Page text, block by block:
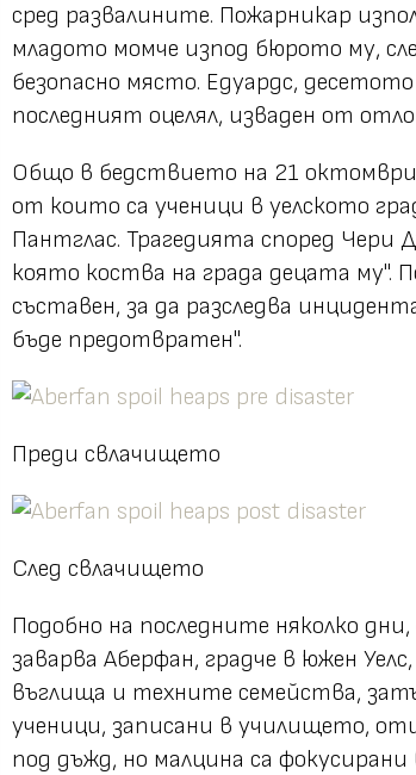
сред развалините. Пожарникар
младото момче изпод бюрото му,
безопасно място. Едуардс,
последният оцелял, изваден от
Общо в бедствието на 21
от които са ученици в уелското
Пантглас. Трагедията според Чери
която коства на града децата му".
съставен, за да разследва
бъде предотвратен".
Преди свлачището
След свлачището
Подобно на последните няколко
заварва Аберфан, градче в южен
въглища и техните семейства,
ученици, записани в училището,
под дъжд, но малцина са